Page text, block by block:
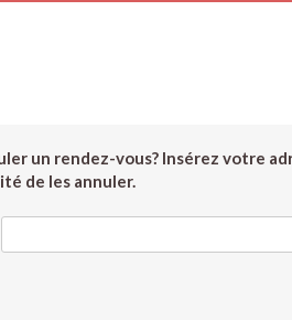
un rendez-vous? Insérez votre
de les annuler.